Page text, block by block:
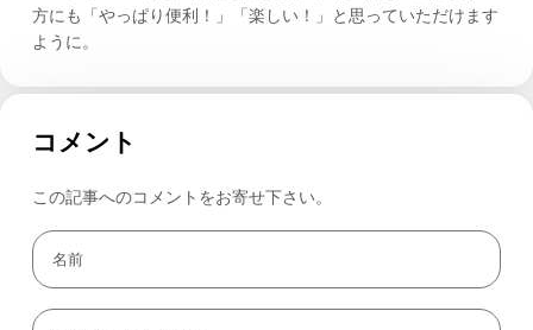
方にも「やっぱり便利！」「楽しい！」と思っていただけます
ように。
コメント
この記事へのコメントをお寄せ下さい。